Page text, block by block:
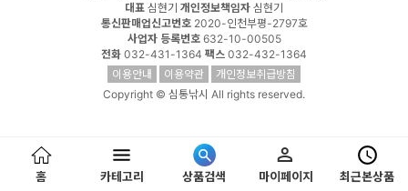
홈 카테고리 상품검색 마이페이지 최근본상품
대표 심현기 개인정보책임자 심현기
통신판매업신고번호2020-인천부평-2797호
사업자 등록번호632-10-00505
전화 032-431-1364 팩스 032-432-1364
이용안내
이용약관
개인정보취급방침
Copyright © 심통낚시 All rights reserved.